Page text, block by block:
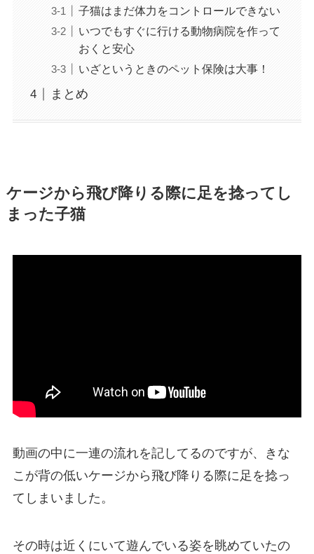
子猫はまだ体力をコントロールできない
いつでもすぐに行ける動物病院を作って
おくと安心
いざというときのペット保険は大事！
まとめ
ケージから飛び降りる際に足を捻ってし
まった子猫
動画の中に一連の流れを記してるのですが、
きな
こが背の低いケージから飛び降りる際に足を捻っ
てしまいました。
その時は近くにいて遊んでいる姿を眺めていたの